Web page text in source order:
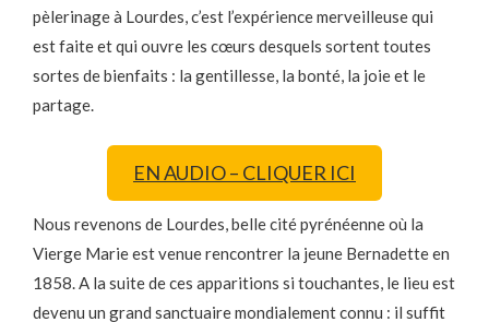
pèlerinage à Lourdes, c’est l’expérience merveilleuse qui
est faite et qui ouvre les cœurs desquels sortent toutes
sortes de bienfaits : la gentillesse, la bonté, la joie et le
partage.
EN AUDIO – CLIQUER ICI
Nous revenons de Lourdes, belle cité pyrénéenne où la
Vierge Marie est venue rencontrer la jeune Bernadette en
1858. A la suite de ces apparitions si touchantes, le lieu est
devenu un grand sanctuaire mondialement connu : il suffit